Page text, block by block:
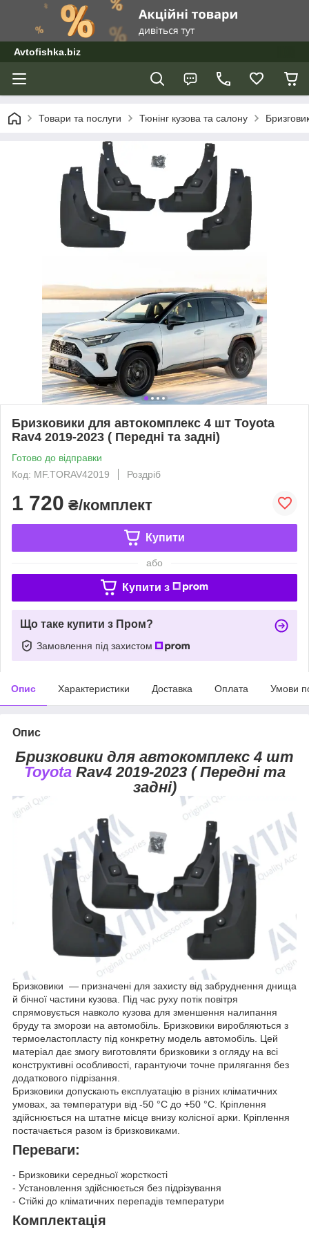
Avtofishka.biz
Товари та послуги Тюнінг кузова та салону
Бризковики для автокомплекс 4 шт Toyota
Rav4 2019-2023 ( Передні та задні)
Готово до відправки
Код: MF.TORAV42019
Роздріб
1 720 ₴/комплект
Купити
або
Купити з
Що таке купити з Пром?
Замовлення під захистом
Опис Характеристики Доставка Оплата Умови
Опис
Бризковики для автокомплекс 4 шт
ToyotaRav4 2019-2023 ( Передні та
задні)
Бризковики — призначені для захисту від забруднення днища
й бічної частини кузова. Під час руху потік повітря
спрямовується навколо кузова для зменшення налипання
бруду та зморози на автомобіль. Бризковики виробляються з
термоеластопласту під конкретну модель автомобіль. Цей
матеріал дає змогу виготовляти бризковики з огляду на всі
конструктивні особливості, гарантуючи точне прилягання без
додаткового підрізання.
Бризковики допускають експлуатацію в різних кліматичних
умовах, за температури від -50 °C до +50 °C. Кріплення
здійснюється на штатне місце внизу колісної арки. Кріплення
постачається разом із бризковиками.
Переваги:
- Бризковики середньої жорсткості
- Установлення здійснюється без підрізування
- Стійкі до кліматичних перепадів температури
Комплектація